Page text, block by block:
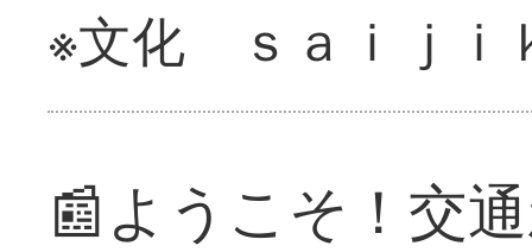
※文化 ｓａｉｊ
📰ようこそ！交